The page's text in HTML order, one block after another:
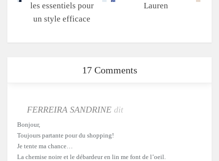
les essentiels pour
un style efficace
Lauren
17 Comments
FERREIRA SANDRINE dit
Bonjour,
Toujours partante pour du shopping!
Je tente ma chance…
La chemise noire et le débardeur en lin me font de l’oeil.